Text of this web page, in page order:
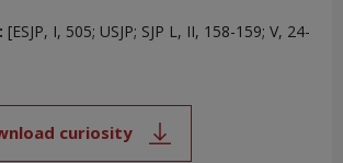
[ESJP, I, 505; USJP; SJP L, II, 158-159; V, 24-
curiosity
Note, the link will open in a new